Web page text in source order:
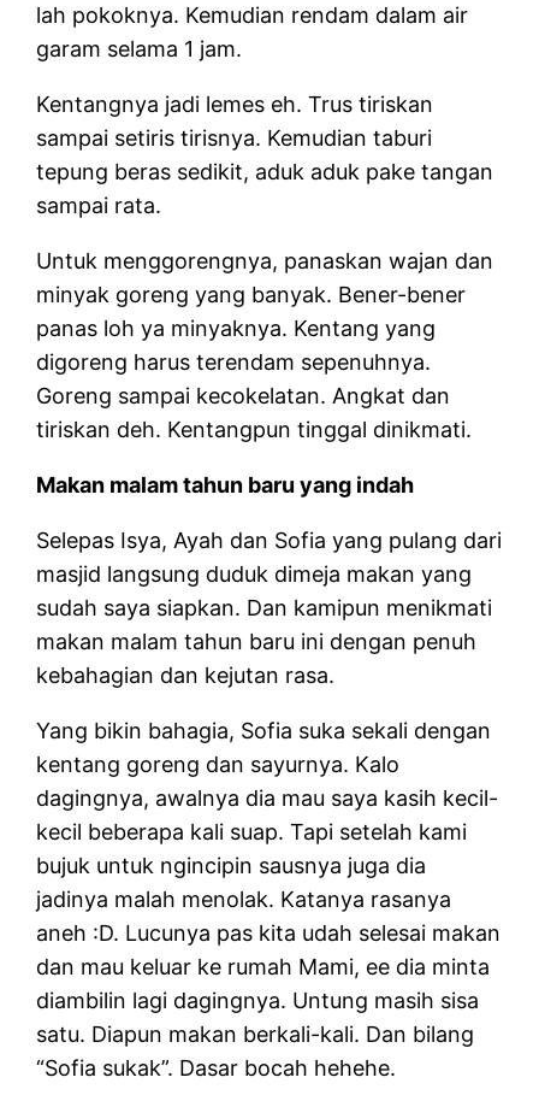
lah pokoknya. Kemudian rendam dalam air
garam selama 1 jam.
Kentangnya jadi lemes eh. Trus tiriskan
sampai setiris tirisnya. Kemudian taburi
tepung beras sedikit, aduk aduk pake tangan
sampai rata.
Untuk menggorengnya, panaskan wajan dan
minyak goreng yang banyak. Bener-bener
panas loh ya minyaknya. Kentang yang
digoreng harus terendam sepenuhnya.
Goreng sampai kecokelatan. Angkat dan
tiriskan deh. Kentangpun tinggal dinikmati.
Makan malam tahun baru yang indah
Selepas Isya, Ayah dan Sofia yang pulang dari
masjid langsung duduk dimeja makan yang
sudah saya siapkan. Dan kamipun menikmati
makan malam tahun baru ini dengan penuh
kebahagian dan kejutan rasa.
Yang bikin bahagia, Sofia suka sekali dengan
kentang goreng dan sayurnya. Kalo
dagingnya, awalnya dia mau saya kasih kecil-
kecil beberapa kali suap. Tapi setelah kami
bujuk untuk ngincipin sausnya juga dia
jadinya malah menolak. Katanya rasanya
aneh :D. Lucunya pas kita udah selesai makan
dan mau keluar ke rumah Mami, ee dia minta
diambilin lagi dagingnya. Untung masih sisa
satu. Diapun makan berkali-kali. Dan bilang
“Sofia sukak”. Dasar bocah hehehe.